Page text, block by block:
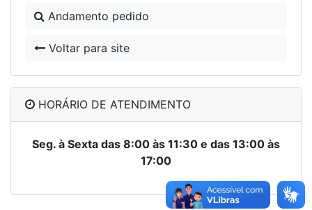
Andamento pedido
Voltar para site
HORÁRIO DE ATENDIMENTO
Seg. à Sexta das 8:00 às 11:30 e das 13:00 às
17:00